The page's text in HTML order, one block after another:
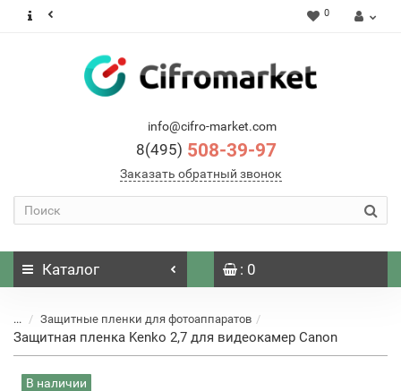
0
info@cifro-market.com
8(495) 508-39-97
Заказать обратный звонок
Каталог : 0
... Защитные пленки для фотоаппаратов
Защитная пленка Kenko 2,7 для видеокамер Canon
В наличии